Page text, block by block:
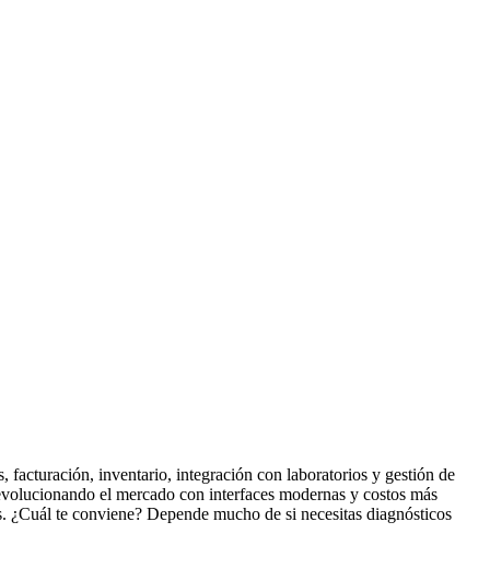
facturación, inventario, integración con laboratorios y gestión de
el mercado con interfaces modernas y costos más
te conviene? Depende mucho de si necesitas diagnósticos